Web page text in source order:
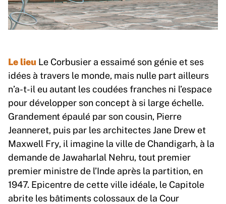
Le lieu Le Corbusier a essaimé son génie et ses
idées à travers le monde, mais nulle part ailleurs
n’a-t-il eu autant les coudées franches ni l’espace
pour développer son concept à si large échelle.
Grandement épaulé par son cousin, Pierre
Jeanneret, puis par les architectes Jane Drew et
Maxwell Fry, il imagine la ville de Chandigarh, à la
demande de Jawaharlal Nehru, tout premier
premier ministre de l’Inde après la partition, en
1947. Epicentre de cette ville idéale, le Capitole
abrite les bâtiments colossaux de la Cour